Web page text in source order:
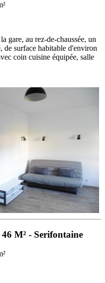
gare, au rez-de-chaussée, un
de surface habitable d'environ
coin cuisine équipée, salle
M² - Serifontaine